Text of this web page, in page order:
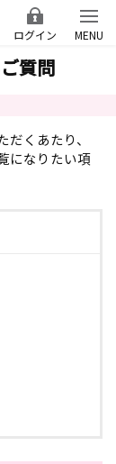
ログイン MENU
質問
くあたり、
になりたい項